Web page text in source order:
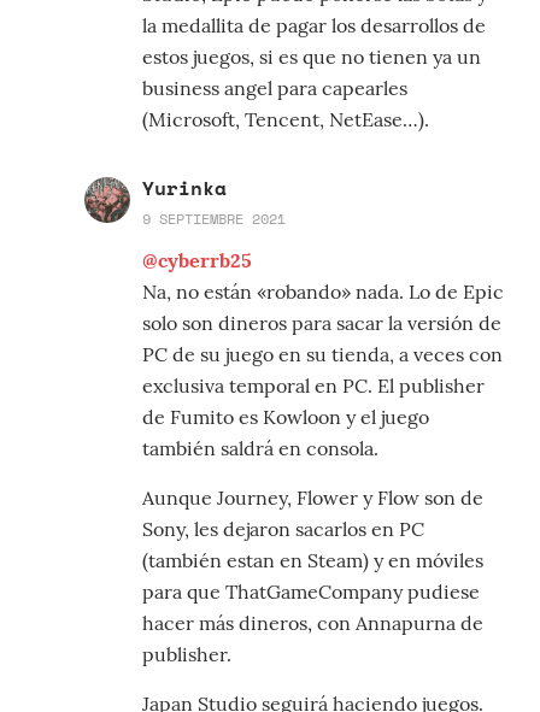
la medallita de pagar los desarrollos de
estos juegos, si es que no tienen ya un
business angel para capearles
(Microsoft, Tencent, NetEase…).
Yurinka
9 SEPTIEMBRE 2021
@cyberrb25
Na, no están «robando» nada. Lo de Epic
solo son dineros para sacar la versión de
PC de su juego en su tienda, a veces con
exclusiva temporal en PC. El publisher
de Fumito es Kowloon y el juego
también saldrá en consola.
Aunque Journey, Flower y Flow son de
Sony, les dejaron sacarlos en PC
(también estan en Steam) y en móviles
para que ThatGameCompany pudiese
hacer más dineros, con Annapurna de
publisher.
Japan Studio seguirá haciendo juegos.